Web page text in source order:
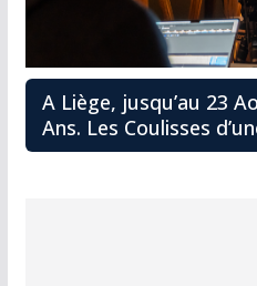
A Liège, jusqu’au 23
Ans. Les Coulisses